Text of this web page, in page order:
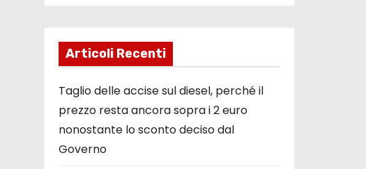
Articoli Recenti
Taglio delle accise sul diesel, perché il
prezzo resta ancora sopra i 2 euro
nonostante lo sconto deciso dal
Governo